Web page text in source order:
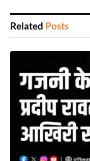
Related Posts